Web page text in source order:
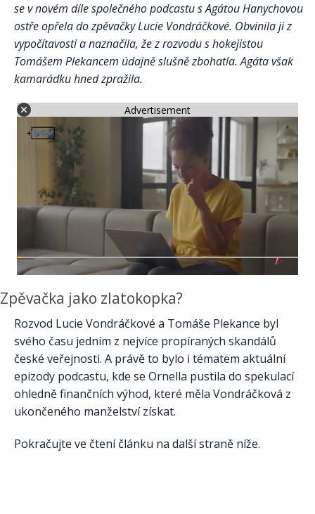
se v novém díle společného podcastu s Agátou Hanychovou
ostře opřela do zpěvačky Lucie Vondráčkové. Obvinila ji z
vypočítavosti a naznačila, že z rozvodu s hokejistou
Tomášem Plekancem údajně slušně zbohatla. Agáta však
kamarádku hned zpražila.
Advertisement
Zpěvačka jako zlatokopka?
Rozvod Lucie Vondráčkové a Tomáše Plekance byl
svého času jedním z nejvíce propíraných skandálů
české veřejnosti. A právě to bylo i tématem aktuální
epizody podcastu, kde se Ornella pustila do spekulací
ohledně finančních výhod, které měla Vondráčková z
ukončeného manželství získat.
Pokračujte ve čtení článku na další straně níže.